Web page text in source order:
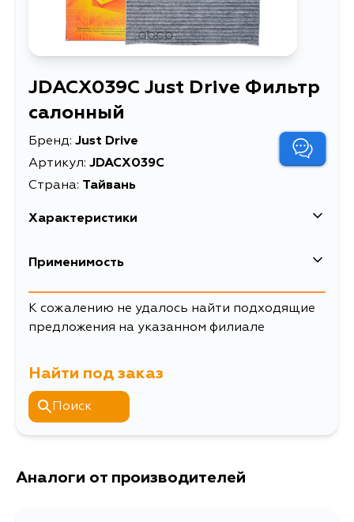
JDACX039C Just Drive Фильтр
салонный
Бренд: Just Drive
Артикул: JDACX039C
Страна: Тайвань
Характеристики
Масса, кг
Товарная группа салонные фильтры
Применимость
Nissan
Кузов Двигатель
CL32, A35, L32HV, J32, J32K, J32L,
J32T, J32TW, CZ51, J32Z
К сожалению не удалось найти подходящие
предложения на указанном филиале
Найти под заказ
Поиск
Аналоги от производителей